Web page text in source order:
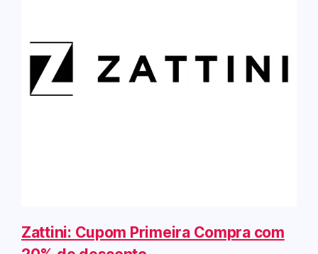
Zattini: Cupom Primeira Compra com